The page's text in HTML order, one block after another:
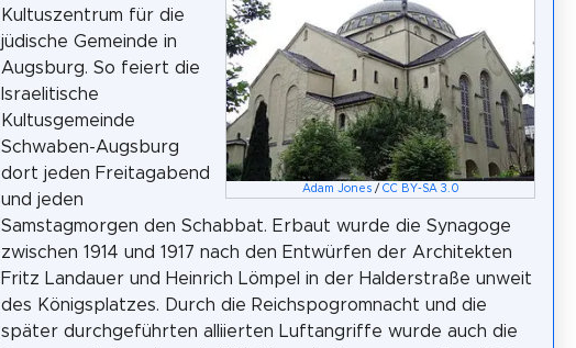
Adam Jones/ CC BY-SA 3.0
Kultuszentrum für die
jüdische Gemeinde in
Augsburg. So feiert die
Israelitische
Kultusgemeinde
Schwaben-Augsburg
dort jeden Freitagabend
und jeden
Samstagmorgen den Schabbat. Erbaut wurde die Synagoge
zwischen 1914 und 1917 nach den Entwürfen der Architekten
Fritz Landauer und Heinrich Lömpel in der Halderstraße unweit
des Königsplatzes. Durch die Reichspogromnacht und die
später durchgeführten alliierten Luftangriffe wurde auch die